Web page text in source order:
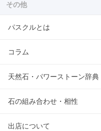
その他
パスクルとは
コラム
天然石・パワーストーン辞典
石の組み合わせ・相性
出店について